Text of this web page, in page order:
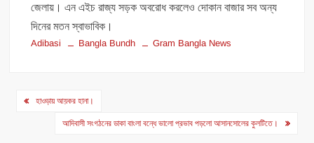
জেলায়। এন এইচ রাজ্য সড়ক অবরোধ করলেও দোকান বাজার সব অন্য
দিনের মতন স্বাভাবিক।
Adibasi Bangla Bundh Gram Bangla News
Post
navigation
হাওড়ায় আয়কর হানা।
আদিবাসী সংগঠনের ডাকা বাংলা বন্ধে ভালো প্রভাব পড়লো আসানসোলের কুলটিতে।